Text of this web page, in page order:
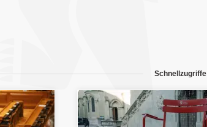
Schnellzugriffe